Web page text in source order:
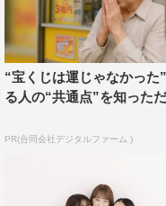
返った。両名からのコ
アートディレクター
“宝くじは運じゃなかった
る人の“共通点”を知った
PR(合同会社デジタルファーム )